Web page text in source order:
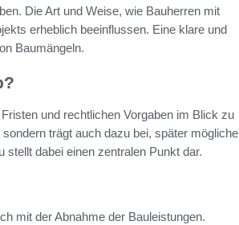
Die Art und Weise, wie Bauherren mit
erheblich beeinflussen. Eine klare und
Baumängeln.
und rechtlichen Vorgaben im Blick zu
trägt auch dazu bei, später mögliche
dabei einen zentralen Punkt dar.
mit der Abnahme der Bauleistungen.